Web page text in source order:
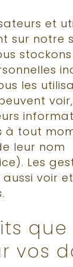
et
sur notre
les
à tout
leur nom
Les
voir
que
vos